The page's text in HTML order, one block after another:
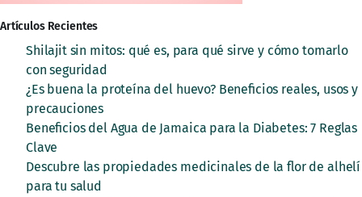
Artículos Recientes
Shilajit sin mitos: qué es, para qué sirve y cómo tomarlo
con seguridad
¿Es buena la proteína del huevo? Beneficios reales, usos y
precauciones
Beneficios del Agua de Jamaica para la Diabetes: 7 Reglas
Clave
Descubre las propiedades medicinales de la flor de alhelí
para tu salud